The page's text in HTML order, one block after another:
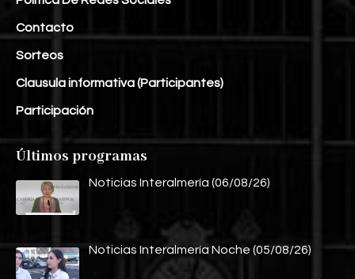
Contacto
Sorteos
Clausula informativa (Participantes)
Participación
Últimos programas
Noticias Interalmería (06/08/26)
Noticias Interalmería Noche (05/08/26)